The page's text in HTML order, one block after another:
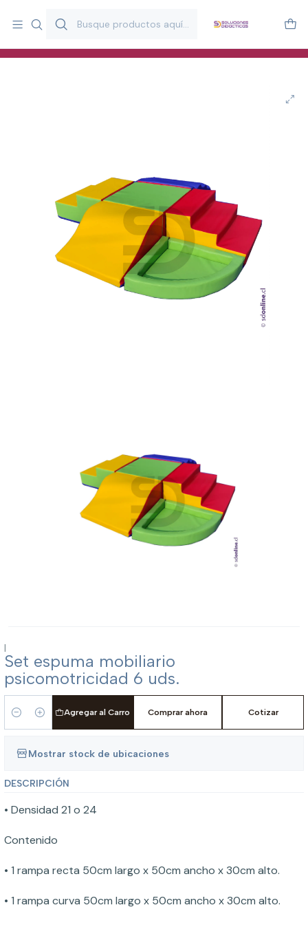
y estimulación infantil en Chile.
Especialistas en recursos educativos para aulas, terapeutas y
|
Set espuma mobiliario
psicomotricidad 6 uds.
Cantidad
Agregar al Carro Comprar ahora Cotizar
Mostrar stock de ubicaciones
DESCRIPCIÓN
• Densidad 21 o 24
Contenido
• 1 rampa recta 50cm largo x 50cm ancho x 30cm alto.
• 1 rampa curva 50cm largo x 50cm ancho x 30cm alto.